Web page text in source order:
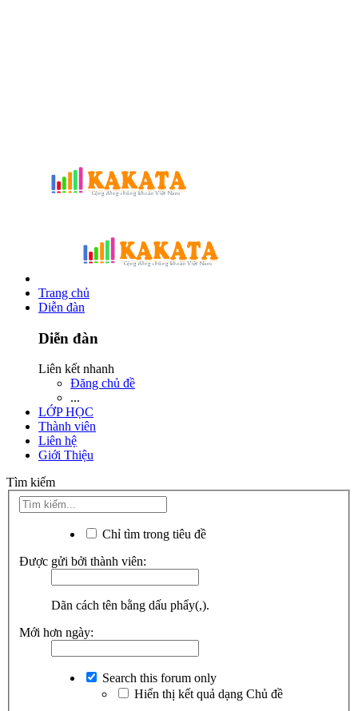
Trang chủ
Diễn đàn
Diễn đàn
Liên kết nhanh
Đăng chủ đề
...
LỚP HỌC
Thành viên
Liên hệ
Giới Thiệu
Tìm kiếm
Chỉ tìm trong tiêu đề
Được gửi bởi thành viên:
Dãn cách tên bằng dấu phẩy(,).
Mới hơn ngày:
Search this forum only
Hiển thị kết quả dạng Chủ đề